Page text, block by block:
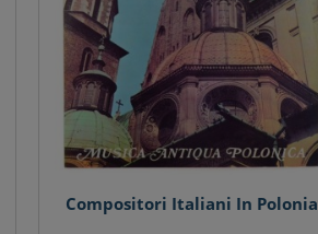
Compositori Italiani In Polonia